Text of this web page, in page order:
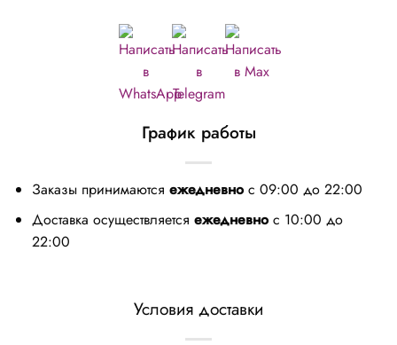
График работы
Заказы принимаются ежедневнос 09:00 до 22:00
Доставка осуществляется ежедневнос 10:00 до
22:00
Условия доставки